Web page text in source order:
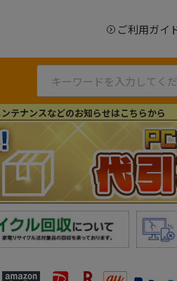
ご利用ガイ
テナンスなどのお知らせはこちらから